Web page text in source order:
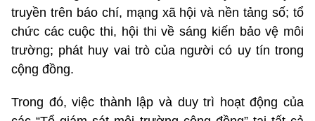
truyền trên báo chí, mạng xã hội và nền tảng số; tổ
chức các cuộc thi, hội thi về sáng kiến bảo vệ môi
trường; phát huy vai trò của người có uy tín trong
cộng đồng.
Trong đó, việc thành lập và duy trì hoạt động của